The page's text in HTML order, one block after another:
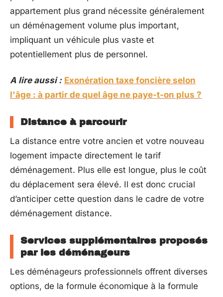
appartement plus grand nécessite généralement
un déménagement volume plus important,
impliquant un véhicule plus vaste et
potentiellement plus de personnel.
A lire aussi : Exonération taxe foncière selon
l'âge : à partir de quel âge ne paye-t-on plus ?
Distance à parcourir
La distance entre votre ancien et votre nouveau
logement impacte directement le tarif
déménagement. Plus elle est longue, plus le coût
du déplacement sera élevé. Il est donc crucial
d’anticiper cette question dans le cadre de votre
déménagement distance.
Services supplémentaires proposés
par les déménageurs
Les déménageurs professionnels offrent diverses
options, de la formule économique à la formule